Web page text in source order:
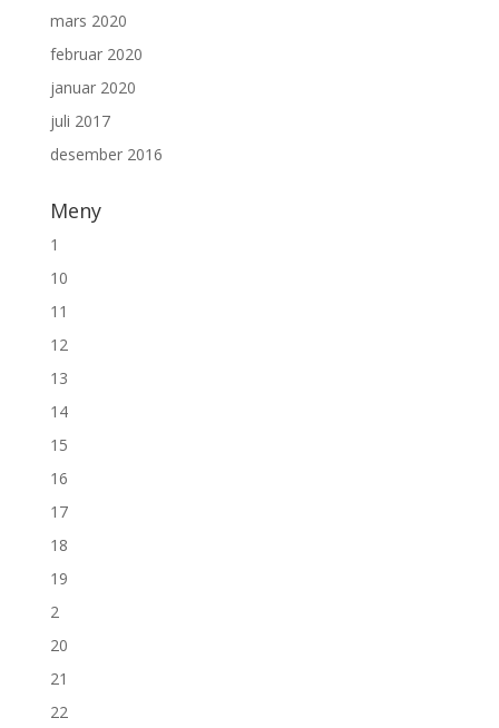
mars 2020
februar 2020
januar 2020
juli 2017
desember 2016
Meny
1
10
11
12
13
14
15
16
17
18
19
2
20
21
22